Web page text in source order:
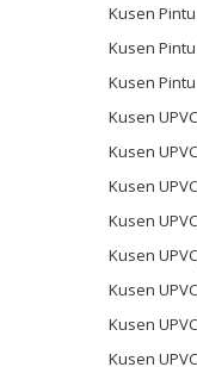
Kusen
Kusen Pintu
Kusen Pintu
Kusen UPVC
Kusen
Kusen
Kusen
Kusen
Kusen
Kusen
Kusen